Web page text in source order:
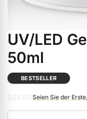
Farbgele
Gel Polish
Acryl anzeigen
Nagellack &
Zum
Anfang
der
Bildgalerie
springen
UV/LED
50ml
BESTSELLER
Seien Sie der